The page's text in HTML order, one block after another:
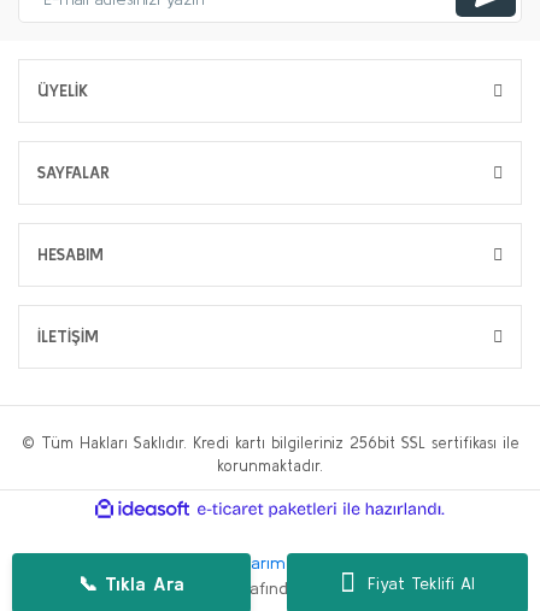
Fiyat Teklifi Al
ÜYELİK
SAYFALAR
HESABIM
📞 Tıkla Ara
İLETİŞİM
© Tüm Hakları Saklıdır. Kredi kartı bilgileriniz 256bit SSL sertifikası ile
korunmaktadır.
ideasoft
e-
paketleri
WP.tc Web Tasarım Ajansı
Danışmanlığı
tarafından geliştirilmiştir.